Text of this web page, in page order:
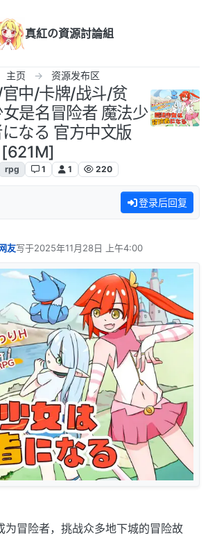
真紅の資源討論組
主页 资源发布区
中/卡牌/战斗/贫
是名冒险者 魔法少
なる 官方中文版
[621M]
rpg 1 1 220
登录后回复
友写于2025年11月28日 上午4:00
最后由 编辑
为冒险者，挑战众多地下城的冒险故